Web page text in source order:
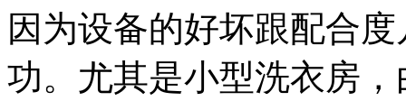
因为设备的好坏跟配合
功。尤其是小型洗衣房